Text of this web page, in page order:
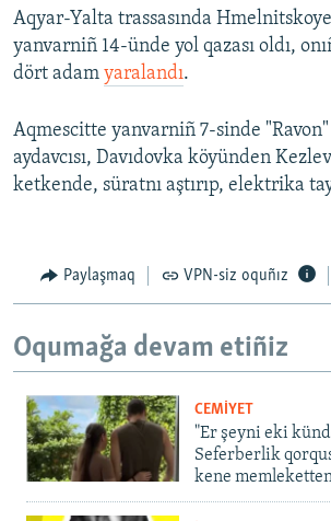
Aqyar-Yalta trassasında
yanvarniñ 14-ünde yol qazası oldı,
dört adam yaralandı.
Aqmescitte yanvarniñ 7-sinde "Ravon"
aydavcısı, Davıdovka köyünden
ketkende, süratnı aştırıp, elektrika
Paylaşmaq VPN-siz oquñız
Oqumağa devam etiñiz
CEMİYET
"Er şeyni eki
Seferberlik
kene